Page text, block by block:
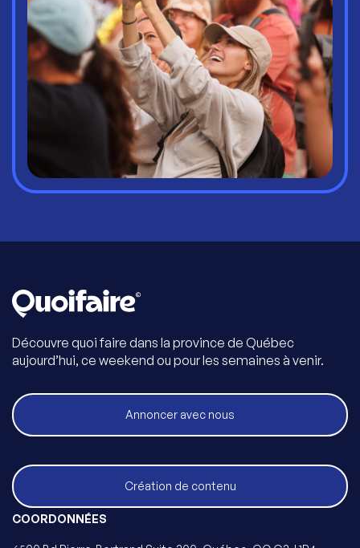
Découvre quoi faire dans la province de Québec
aujourd’hui, ce weekend ou pour les semaines à venir.
Annoncer avec nous
Création de contenu
COORDONNÉES